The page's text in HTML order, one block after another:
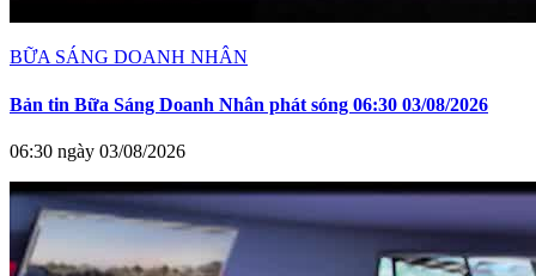
BỮA SÁNG DOANH NHÂN
Bản tin Bữa Sáng Doanh Nhân phát sóng 06:30 03/08/2026
06:30 ngày 03/08/2026